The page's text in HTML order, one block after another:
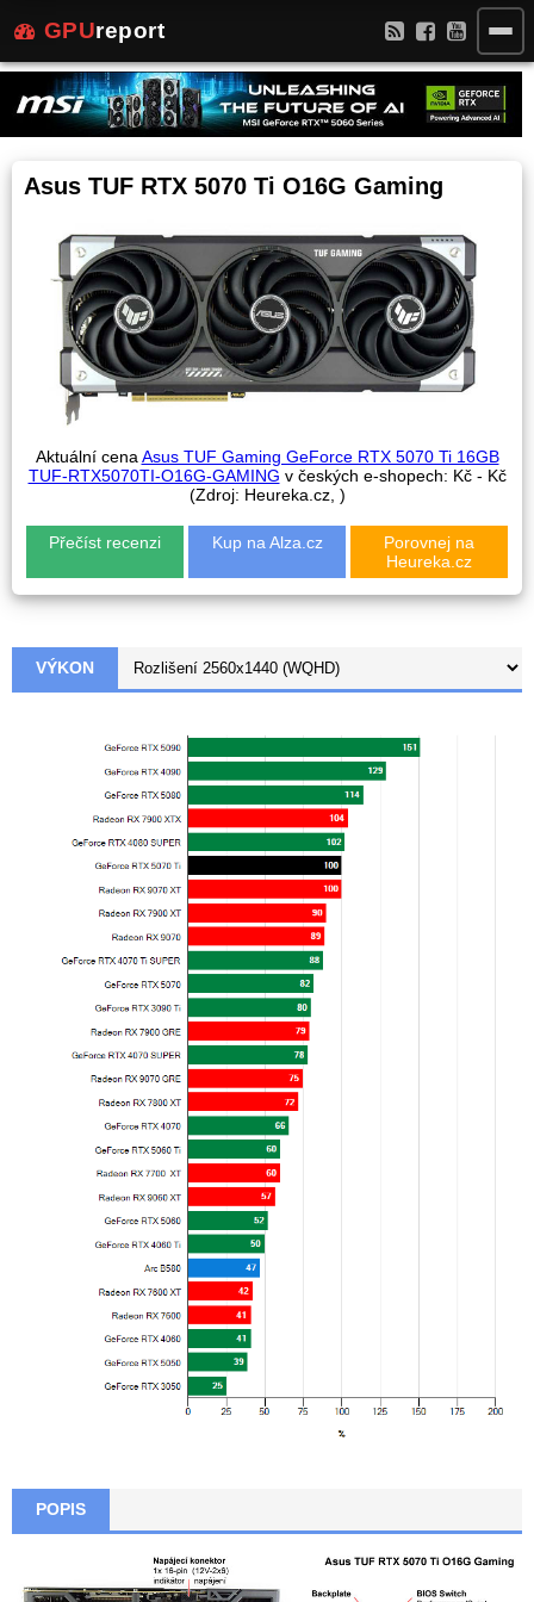
GPUreport
Asus TUF RTX 5070 Ti O16G Gaming
Aktuální cena Asus TUF Gaming GeForce RTX 5070 Ti 16GB
TUF-RTX5070TI-O16G-GAMING v českých e-shopech: Kč - Kč
(Zdroj: Heureka.cz, )
Přečíst recenzi Kup na Alza.cz
Porovnej na
Heureka.cz
VÝKON
POPIS